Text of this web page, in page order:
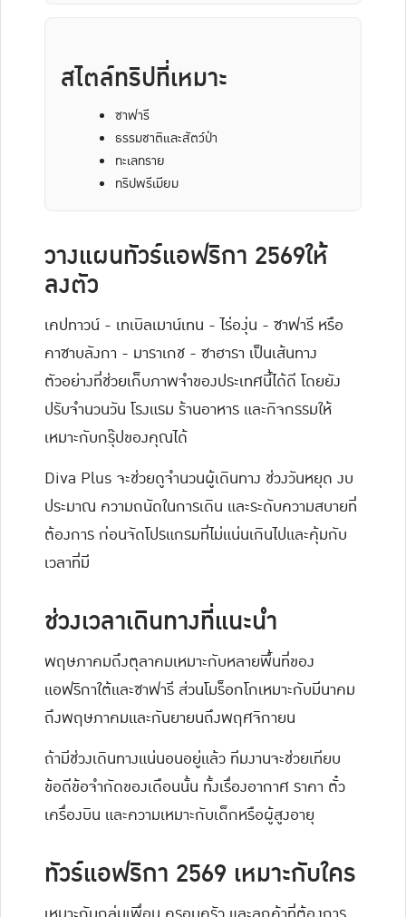
สไตล์ทริปที่เหมาะ
ซาฟารี
ธรรมชาติและสัตว์ป่า
ทะเลทราย
ทริปพรีเมียม
วางแผนทัวร์แอฟริกา 2569ให้
ลงตัว
เคปทาวน์ - เทเบิลเมาน์เทน - ไร่องุ่น - ซาฟารี หรือ
คาซาบลังกา - มาราเกช - ซาฮารา เป็นเส้นทาง
ตัวอย่างที่ช่วยเก็บภาพจำของประเทศนี้ได้ดี โดยยัง
ปรับจำนวนวัน โรงแรม ร้านอาหาร และกิจกรรมให้
เหมาะกับกรุ๊ปของคุณได้
Diva Plus จะช่วยดูจำนวนผู้เดินทาง ช่วงวันหยุด งบ
ประมาณ ความถนัดในการเดิน และระดับความสบายที่
ต้องการ ก่อนจัดโปรแกรมที่ไม่แน่นเกินไปและคุ้มกับ
เวลาที่มี
ช่วงเวลาเดินทางที่แนะนำ
พฤษภาคมถึงตุลาคมเหมาะกับหลายพื้นที่ของ
แอฟริกาใต้และซาฟารี ส่วนโมร็อกโกเหมาะกับมีนาคม
ถึงพฤษภาคมและกันยายนถึงพฤศจิกายน
ถ้ามีช่วงเดินทางแน่นอนอยู่แล้ว ทีมงานจะช่วยเทียบ
ข้อดีข้อจำกัดของเดือนนั้น ทั้งเรื่องอากาศ ราคา ตั๋ว
เครื่องบิน และความเหมาะกับเด็กหรือผู้สูงอายุ
ทัวร์แอฟริกา 2569 เหมาะกับใคร